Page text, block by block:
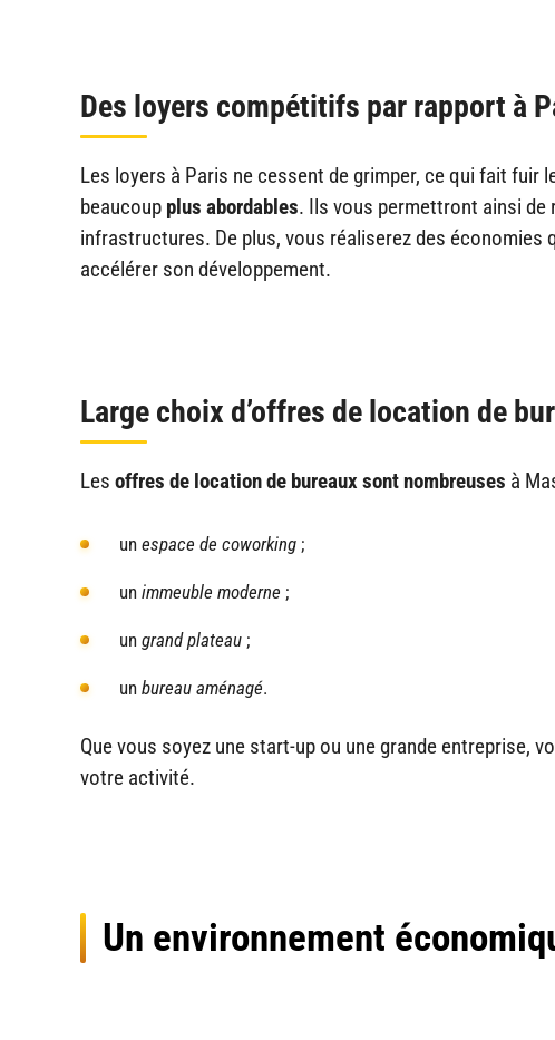
Des loyers compétitifs par rapport à
Les loyers à Paris ne cessent de grimper, ce qui fait
beaucoup plus abordables. Ils vous permettront ainsi de
infrastructures. De plus, vous réaliserez des
accélérer son développement.
Large choix d’offres de location de
Les offres de location de bureaux sont nombreuses à
un espace de coworking ;
un immeuble moderne ;
un grand plateau ;
un bureau aménagé.
Que vous soyez une start-up ou une grande entreprise,
votre activité.
Un environnement